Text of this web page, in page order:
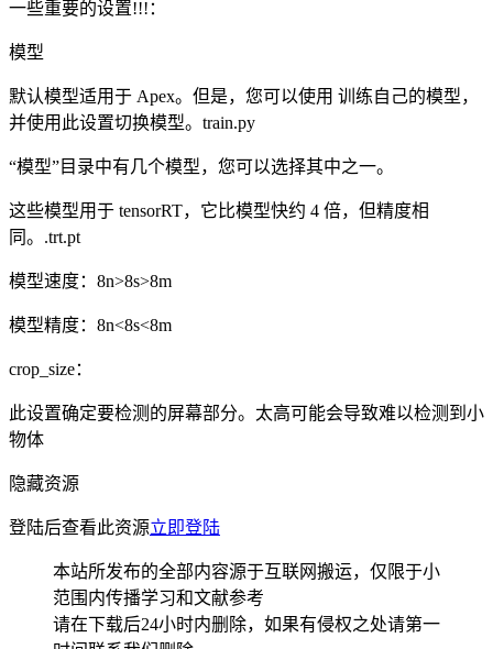
一些重要的设置!!!：
模型
默认模型适用于 Apex。但是，您可以使用 训练自己的模型，
并使用此设置切换模型。train.py
“模型”目录中有几个模型，您可以选择其中之一。
这些模型用于 tensorRT，它比模型快约 4 倍，但精度相
同。.trt.pt
模型速度：8n>8s>8m
模型精度：8n<8s<8m
crop_size：
此设置确定要检测的屏幕部分。太高可能会导致难以检测到小
物体
隐藏资源
登陆后查看此资源立即登陆
本站所发布的全部内容源于互联网搬运，仅限于小
范围内传播学习和文献参考
请在下载后24小时内删除，如果有侵权之处请第一